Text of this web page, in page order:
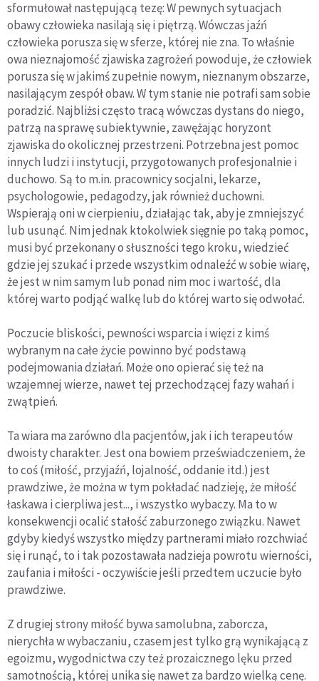
sformułował następującą tezę: W pewnych sytuacjach
obawy człowieka nasilają się i piętrzą. Wówczas jaźń
człowieka porusza się w sferze, której nie zna. To właśnie
owa nieznajomość zjawiska zagrożeń powoduje, że człowiek
porusza się w jakimś zupełnie nowym, nieznanym obszarze,
nasilającym zespół obaw. W tym stanie nie potrafi sam sobie
poradzić. Najbliżsi często tracą wówczas dystans do niego,
patrzą na sprawę subiektywnie, zawężając horyzont
zjawiska do okolicznej przestrzeni. Potrzebna jest pomoc
innych ludzi i instytucji, przygotowanych profesjonalnie i
duchowo. Są to m.in. pracownicy socjalni, lekarze,
psychologowie, pedagodzy, jak również duchowni.
Wspierają oni w cierpieniu, działając tak, aby je zmniejszyć
lub usunąć. Nim jednak ktokolwiek sięgnie po taką pomoc,
musi być przekonany o słuszności tego kroku, wiedzieć
gdzie jej szukać i przede wszystkim odnaleźć w sobie wiarę,
że jest w nim samym lub ponad nim moc i wartość, dla
której warto podjąć walkę lub do której warto się odwołać.
Poczucie bliskości, pewności wsparcia i więzi z kimś
wybranym na całe życie powinno być podstawą
podejmowania działań. Może ono opierać się też na
wzajemnej wierze, nawet tej przechodzącej fazy wahań i
zwątpień.
Ta wiara ma zarówno dla pacjentów, jak i ich terapeutów
dwoisty charakter. Jest ona bowiem przeświadczeniem, że
to coś (miłość, przyjaźń, lojalność, oddanie itd.) jest
prawdziwe, że można w tym pokładać nadzieję, że miłość
łaskawa i cierpliwa jest..., i wszystko wybaczy. Ma to w
konsekwencji ocalić stałość zaburzonego związku. Nawet
gdyby kiedyś wszystko między partnerami miało rozchwiać
się i runąć, to i tak pozostawała nadzieja powrotu wierności,
zaufania i miłości - oczywiście jeśli przedtem uczucie było
prawdziwe.
Z drugiej strony miłość bywa samolubna, zaborcza,
nierychła w wybaczaniu, czasem jest tylko grą wynikającą z
egoizmu, wygodnictwa czy też prozaicznego lęku przed
samotnością, której unika się nawet za bardzo wielką cenę.